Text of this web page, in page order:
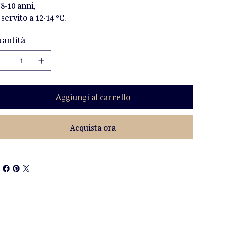
10 anni,
a 12-14 °C.
Aggiungi al carrello
Acquista ora